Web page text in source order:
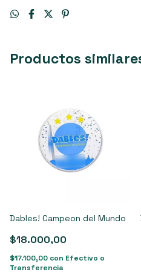
Productos
Dables! Campeon del Mundo
$18.000,00
$17.100,00 con Efectivo o
Transferencia